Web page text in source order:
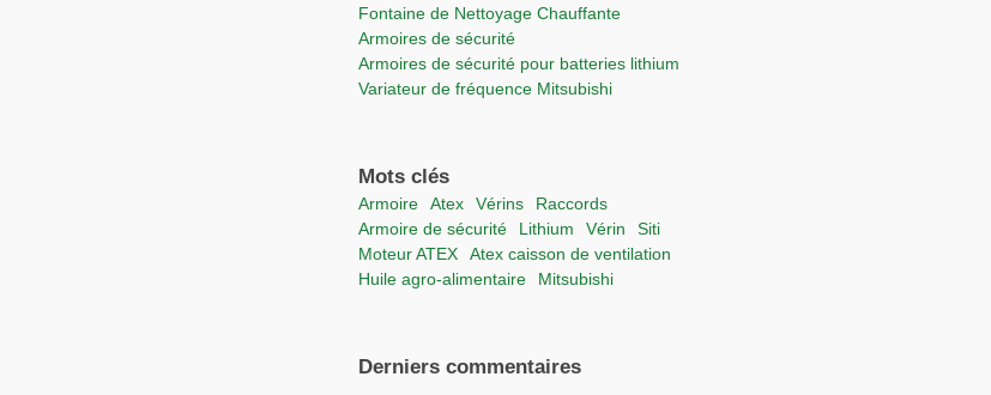
Fontaine de Nettoyage Chauffante
Armoires de sécurité
Armoires de sécurité pour batteries lithium
Variateur de fréquence Mitsubishi
Mots clés
Armoire Atex vérins
raccords
Armoire de sécurité
lithium vérin
Siti
moteur ATEX
Atex caisson de ventilation
Huile agro-alimentaire
Mitsubishi
Derniers commentaires